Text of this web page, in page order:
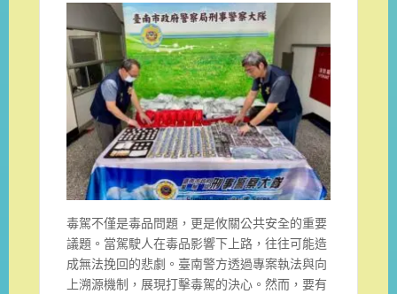
毒駕不僅是毒品問題，更是攸關公共安全的重要
議題。當駕駛人在毒品影響下上路，往往可能造
成無法挽回的悲劇。臺南警方透過專案執法與向
上溯源機制，展現打擊毒駕的決心。然而，要有